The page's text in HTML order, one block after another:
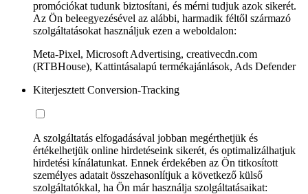
promóciókat tudunk biztosítani, és mérni tudjuk azok sikerét.
Az Ön beleegyezésével az alábbi, harmadik féltől származó
szolgáltatásokat használjuk ezen a weboldalon:
Meta-Pixel, Microsoft Advertising, creativecdn.com
(RTBHouse), Kattintásalapú termékajánlások, Ads Defender
Kiterjesztett Conversion-Tracking
A szolgáltatás elfogadásával jobban megérthetjük és
értékelhetjük online hirdetéseink sikerét, és optimalizálhatjuk
hirdetési kínálatunkat. Ennek érdekében az Ön titkosított
személyes adatait összehasonlítjuk a következő külső
szolgáltatókkal, ha Ön már használja szolgáltatásaikat: